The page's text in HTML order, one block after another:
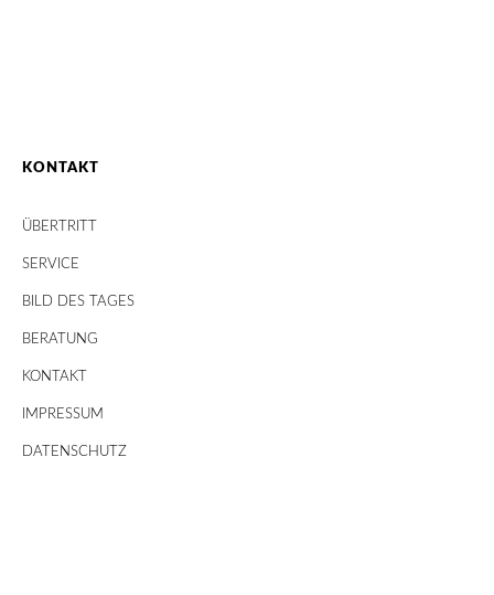
KONTAKT
ÜBERTRITT
SERVICE
BILD DES TAGES
BERATUNG
KONTAKT
IMPRESSUM
DATENSCHUTZ